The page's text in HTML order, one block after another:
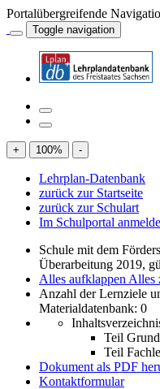
Portalübergreifende
Toggle navigation
+ 100% -
Lehrplan-Datenbank
zurück zur Startseite
zurück zur Schulart
Im Schulportal
Schule mit dem
Überarbeitung 2019,
Alles aufklappen Alles
Anzahl der Lernziele
Materialdatenbank: 0
Teil
Teil
Dokument als PDF
Kontaktformular